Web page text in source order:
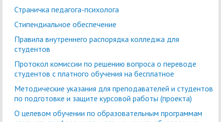
Страничка педагога-психолога
Стипендиальное обеспечение
Правила внутреннего распорядка колледжа для
студентов
Протокол комиссии по решению вопроса о переводе
студентов с платного обучения на бесплатное
Методические указания для преподавателей и студентов
по подготовке и защите курсовой работы (проекта)
О целевом обучении по образовательным программам